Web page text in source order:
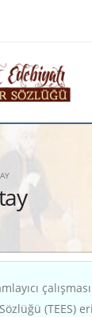
(TEES)